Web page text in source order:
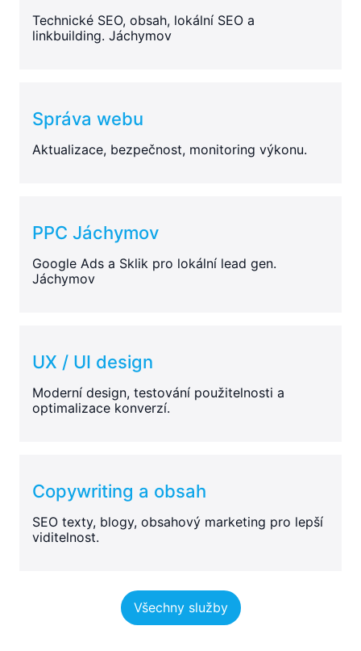
Technické SEO, obsah, lokální SEO a
linkbuilding. Jáchymov
Správa webu
Aktualizace, bezpečnost, monitoring výkonu.
PPC Jáchymov
Google Ads a Sklik pro lokální lead gen.
Jáchymov
UX / UI design
Moderní design, testování použitelnosti a
optimalizace konverzí.
Copywriting a obsah
SEO texty, blogy, obsahový marketing pro lepší
viditelnost.
Všechny služby